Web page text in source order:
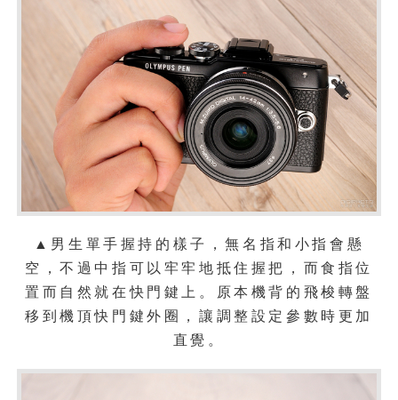
▲男生單手握持的樣子，無名指和小指會懸
空，不過中指可以牢牢地抵住握把，而食指位
置而自然就在快門鍵上。原本機背的飛梭轉盤
移到機頂快門鍵外圈，讓調整設定參數時更加
直覺。